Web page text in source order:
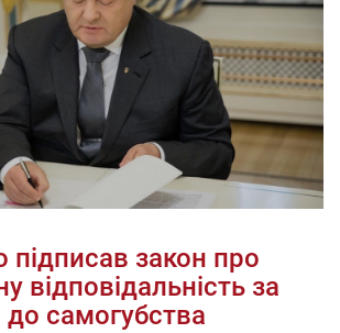
закон про
відповідальність за
самогубства